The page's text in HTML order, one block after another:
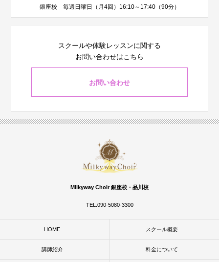
銀座校 毎週日曜日（月4回）16:10～17:40（90分）
スクールや体験レッスンに関する
お問い合わせはこちら
お問い合わせ
Milkyway Choir 銀座校・品川校
TEL.090-5080-3300
HOME スクール概要
講師紹介 料金について